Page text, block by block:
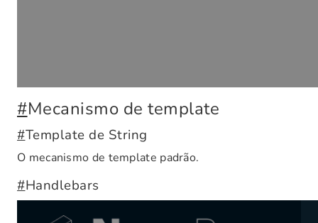
#Mecanismo de template
#Template de String
O mecanismo de template padrão.
#Handlebars